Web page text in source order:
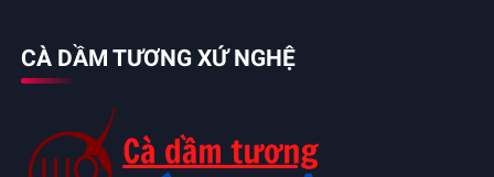
CÀ DẦM TƯƠNG XỨ NGHỆ